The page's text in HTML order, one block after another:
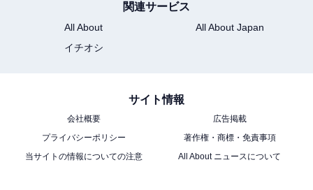
関連サービス
All About
All About Japan
イチオシ
サイト情報
会社概要
広告掲載
プライバシーポリシー
著作権・商標・免責事項
当サイトの情報についての注意
All About ニュースについて